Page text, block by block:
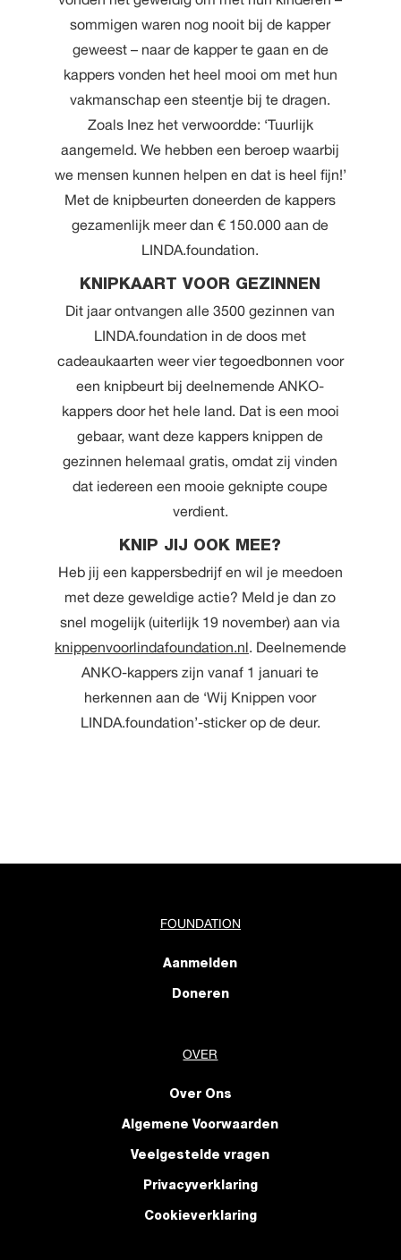
sommigen waren nog nooit bij de kapper
geweest – naar de kapper te gaan en de
kappers vonden het heel mooi om met hun
vakmanschap een steentje bij te dragen.
Zoals Inez het verwoordde: ‘Tuurlijk
aangemeld. We hebben een beroep waarbij
we mensen kunnen helpen en dat is heel fijn!’
Met de knipbeurten doneerden de kappers
gezamenlijk meer dan € 150.000 aan de
LINDA.foundation.
KNIPKAART VOOR GEZINNEN
Dit jaar ontvangen alle 3500 gezinnen van
LINDA.foundation in de doos met
cadeaukaarten weer vier tegoedbonnen voor
een knipbeurt bij deelnemende ANKO-
kappers door het hele land. Dat is een mooi
gebaar, want deze kappers knippen de
gezinnen helemaal gratis, omdat zij vinden
dat iedereen een mooie geknipte coupe
verdient.
KNIP JIJ OOK MEE?
Heb jij een kappersbedrijf en wil je meedoen
met deze geweldige actie? Meld je dan zo
snel mogelijk (uiterlijk 19 november) aan via
knippenvoorlindafoundation.nl. Deelnemende
ANKO-kappers zijn vanaf 1 januari te
herkennen aan de ‘Wij Knippen voor
LINDA.foundation’-sticker op de deur.
FOUNDATION
Aanmelden
Doneren
OVER
Over Ons
Algemene Voorwaarden
Veelgestelde vragen
Privacyverklaring
Cookieverklaring